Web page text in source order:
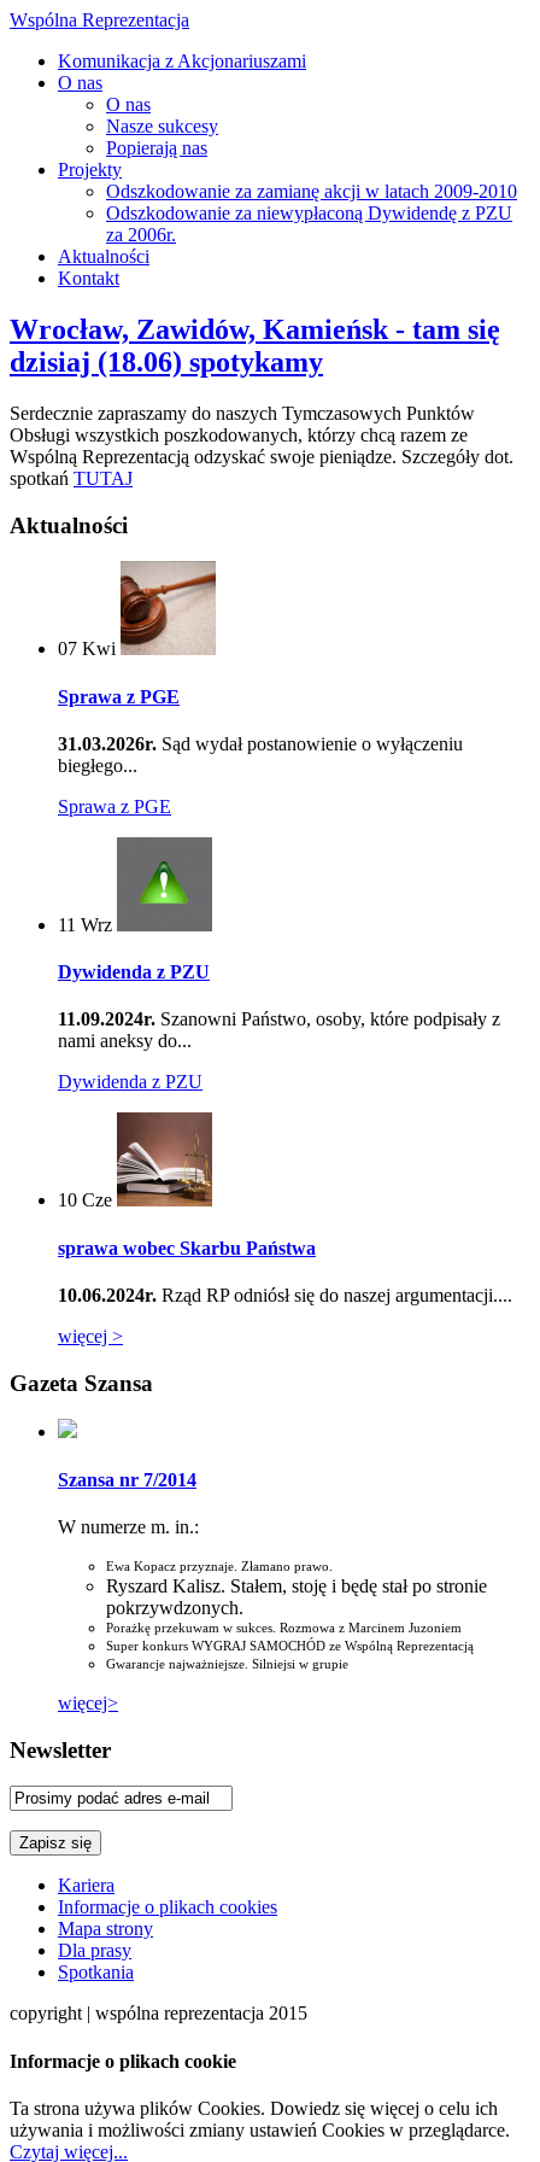
Wspólna Reprezentacja
Komunikacja z Akcjonariuszami
O nas
O nas
Nasze sukcesy
Popierają nas
Projekty
Odszkodowanie za zamianę akcji w latach 2009-2010
Odszkodowanie za niewypłaconą Dywidendę z PZU
za 2006r.
Aktualności
Kontakt
Wrocław, Zawidów, Kamieńsk - tam się
dzisiaj (18.06) spotykamy
Serdecznie zapraszamy do naszych Tymczasowych Punktów
Obsługi wszystkich poszkodowanych, którzy chcą razem ze
Wspólną Reprezentacją odzyskać swoje pieniądze. Szczegóły dot.
spotkań TUTAJ
Aktualności
07 Kwi
Sprawa z PGE
31.03.2026r. Sąd wydał postanowienie o wyłączeniu
biegłego...
Sprawa z PGE
11 Wrz
Dywidenda z PZU
11.09.2024r. Szanowni Państwo, osoby, które podpisały z
nami aneksy do...
Dywidenda z PZU
10 Cze
sprawa wobec Skarbu Państwa
10.06.2024r. Rząd RP odniósł się do naszej argumentacji....
więcej >
Gazeta Szansa
Szansa nr 7/2014
W numerze m. in.:
Ewa Kopacz przyznaje. Złamano prawo.
Ryszard Kalisz. Stałem, stoję i będę stał po stronie
pokrzywdzonych.
Porażkę przekuwam w sukces. Rozmowa z Marcinem Juzoniem
Super konkurs WYGRAJ SAMOCHÓD ze Wspólną Reprezentacją
Gwarancje najważniejsze. Silniejsi w grupie
więcej>
Newsletter
Kariera
Informacje o plikach cookies
Mapa strony
Dla prasy
Spotkania
copyright | wspólna reprezentacja 2015
Informacje o plikach cookie
Ta strona używa plików Cookies. Dowiedz się więcej o celu ich
używania i możliwości zmiany ustawień Cookies w przeglądarce.
Czytaj więcej...